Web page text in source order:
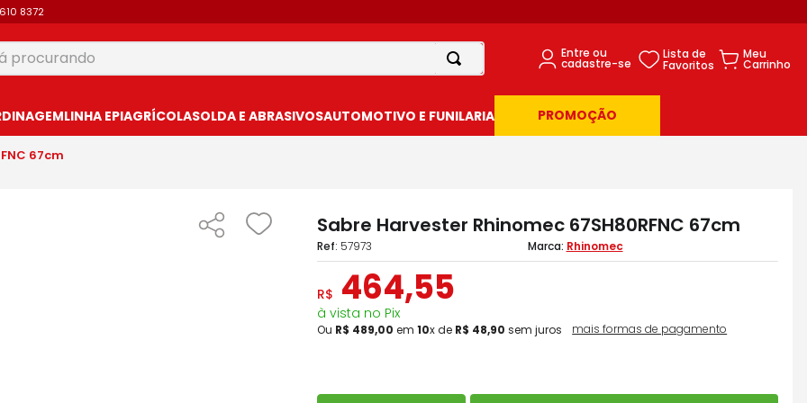
8372
LINHA EPIAGRÍCOLASOLDA E ABRASIVOSAUTOMOTIVO E FUNILARIA PROMOÇÃO
67cm
Sabre Harvester Rhinomec 67SH80RFNC 67cm
: 57973 Rhinomec
R$ 464,55
à vista no Pix
Ou R$ 489,00 em 10x de R$ 48,90 sem juros mais formas de pagamento